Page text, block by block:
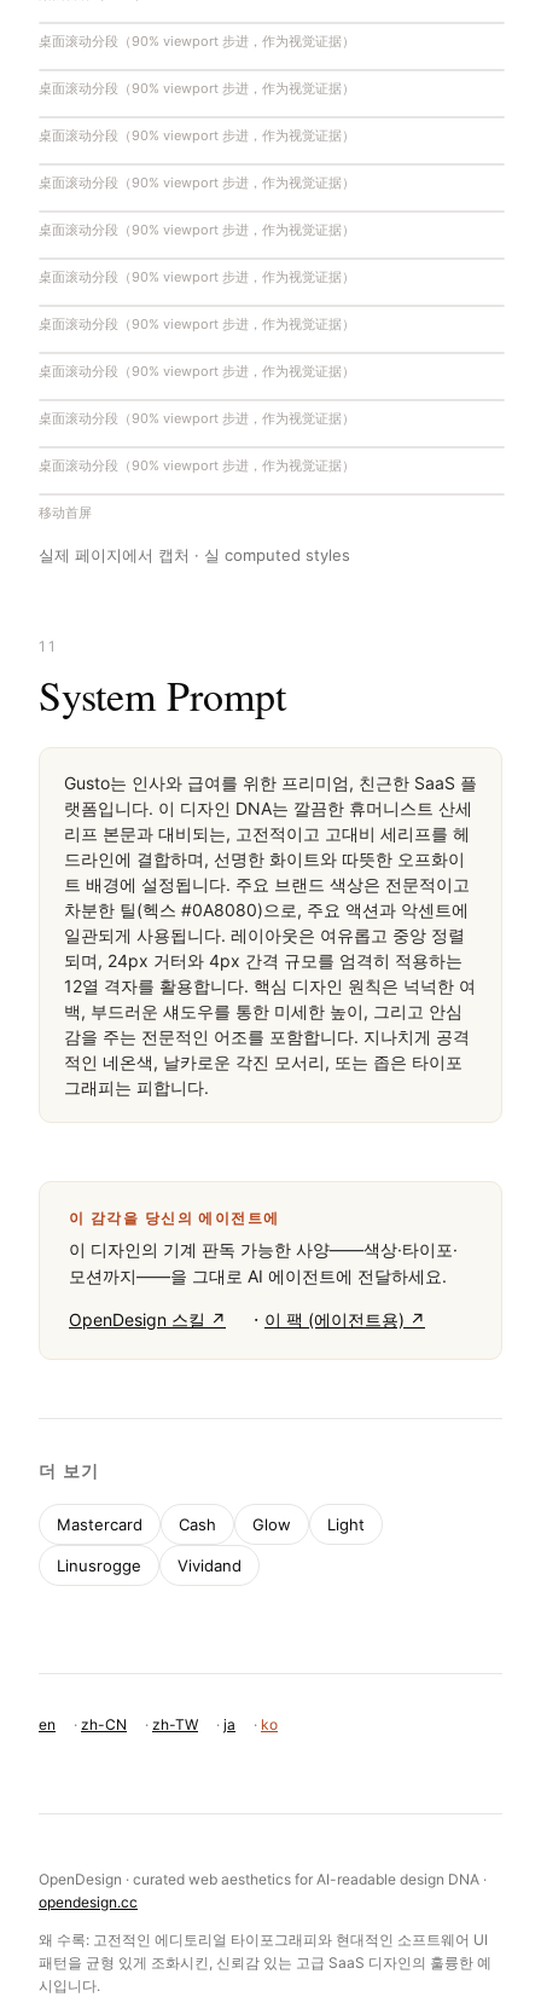
桌面滚动分段（90% viewport 步进，作为视觉证据）
桌面滚动分段（90% viewport 步进，作为视觉证据）
桌面滚动分段（90% viewport 步进，作为视觉证据）
桌面滚动分段（90% viewport 步进，作为视觉证据）
桌面滚动分段（90% viewport 步进，作为视觉证据）
桌面滚动分段（90% viewport 步进，作为视觉证据）
桌面滚动分段（90% viewport 步进，作为视觉证据）
桌面滚动分段（90% viewport 步进，作为视觉证据）
桌面滚动分段（90% viewport 步进，作为视觉证据）
桌面滚动分段（90% viewport 步进，作为视觉证据）
移动首屏
실제 페이지에서 캡처 · 실 computed styles
11
System Prompt
Gusto는 인사와 급여를 위한 프리미엄, 친근한 SaaS 플
랫폼입니다. 이 디자인 DNA는 깔끔한 휴머니스트 산세
리프 본문과 대비되는, 고전적이고 고대비 세리프를 헤
드라인에 결합하며, 선명한 화이트와 따뜻한 오프화이
트 배경에 설정됩니다. 주요 브랜드 색상은 전문적이고
차분한 틸(헥스 #0A8080)으로, 주요 액션과 악센트에
일관되게 사용됩니다. 레이아웃은 여유롭고 중앙 정렬
되며, 24px 거터와 4px 간격 규모를 엄격히 적용하는
12열 격자를 활용합니다. 핵심 디자인 원칙은 넉넉한 여
백, 부드러운 섀도우를 통한 미세한 높이, 그리고 안심
감을 주는 전문적인 어조를 포함합니다. 지나치게 공격
적인 네온색, 날카로운 각진 모서리, 또는 좁은 타이포
그래피는 피합니다.
이 감각을 당신의 에이전트에
이 디자인의 기계 판독 가능한 사양——색상·타이포·
모션까지——을 그대로 AI 에이전트에 전달하세요.
OpenDesign 스킬 ↗ · 이 팩 (에이전트용) ↗
더 보기
Mastercard Cash Glow Light
Linusrogge Vividand
en · zh-CN · zh-TW · ja · ko
OpenDesign · curated web aesthetics for AI-readable design DNA ·
opendesign.cc
왜 수록: 고전적인 에디토리얼 타이포그래피와 현대적인 소프트웨어 UI
패턴을 균형 있게 조화시킨, 신뢰감 있는 고급 SaaS 디자인의 훌륭한 예
시입니다.